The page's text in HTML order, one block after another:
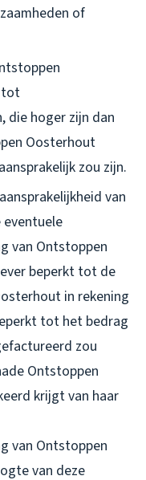
of
tot
die hoger zijn dan
Oosterhout
zou zijn.
van
van Ontstoppen
beperkt tot de
in rekening
tot het bedrag
zou
Ontstoppen
krijgt van haar
van Ontstoppen
van deze